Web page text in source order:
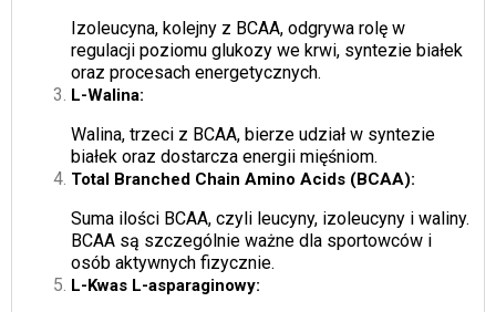
Izoleucyna, kolejny z BCAA, odgrywa rolę w
regulacji poziomu glukozy we krwi, syntezie białek
oraz procesach energetycznych.
L-Walina:
Walina, trzeci z BCAA, bierze udział w syntezie
białek oraz dostarcza energii mięśniom.
Total Branched Chain Amino Acids (BCAA):
Suma ilości BCAA, czyli leucyny, izoleucyny i waliny.
BCAA są szczególnie ważne dla sportowców i
osób aktywnych fizycznie.
L-Kwas L-asparaginowy: